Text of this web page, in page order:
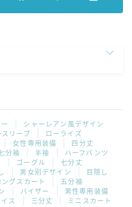
シャーレアン風デザイン
スリーブ
ローライズ
女性専用装備
四分丈
分袖 半袖
ハーフパンツ
ゴーグル
七分丈
男女別デザイン
目隠し
ングスカート
五分袖
バイザー
男性専用装備
ス 三分丈 ミニスカート